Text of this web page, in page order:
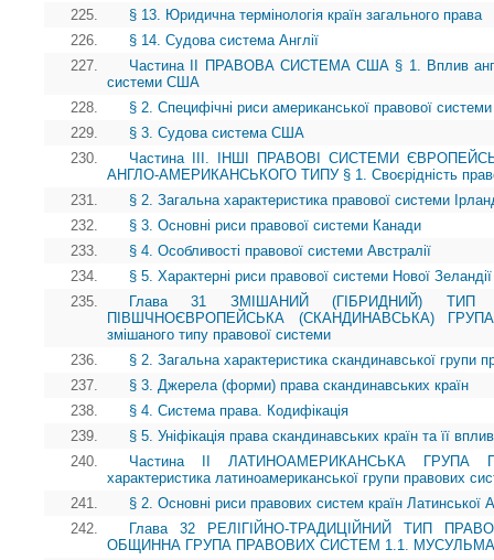
225.
§ 13. Юридична термінологія країн загального права
226.
§ 14. Судова система Англії
227.
Частина II ПРАВОВА СИСТЕМА США § 1. Вплив
системи США
228.
§ 2. Специфічні риси американської правової системи
229.
§ 3. Судова система США
230.
Частина ІІІ. ІНШІ ПРАВОВІ СИСТЕМИ
АНГЛО-АМЕРИКАНСЬКОГО ТИПУ § 1. Своєрідність
231.
§ 2. Загальна характеристика правової системи
232.
§ 3. Основні риси правової системи Канади
233.
§ 4. Особливості правової системи Австралії
234.
§ 5. Характерні риси правової системи Нової Зеландії
235.
Глава 31 ЗМІШАНИЙ (ГІБРИДНИЙ) ТИП
ПІВШЧНОЄВРОПЕЙСЬКА (СКАНДИНАВСЬКА)
змішаного типу правової системи
236.
§ 2. Загальна характеристика скандинавської групи
237.
§ 3. Джерела (форми) права скандинавських країн
238.
§ 4. Система права. Кодифікація
239.
§ 5. Уніфікація права скандинавських країн та її
240.
Частина II ЛАТИНОАМЕРИКАНСЬКА ГРУПА
характеристика латиноамериканської групи правових
241.
§ 2. Основні риси правових систем країн Латинської
242.
Глава 32 РЕЛІГІЙНО-ТРАДИЦІЙНИЙ ТИП
ОБЩИННА ГРУПА ПРАВОВИХ СИСТЕМ 1.1.